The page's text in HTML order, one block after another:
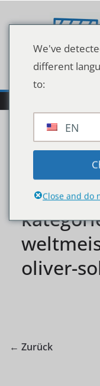
Inhalt
skoda-
oliver-
← Zurück
We've
different
to:
EN
Close and do